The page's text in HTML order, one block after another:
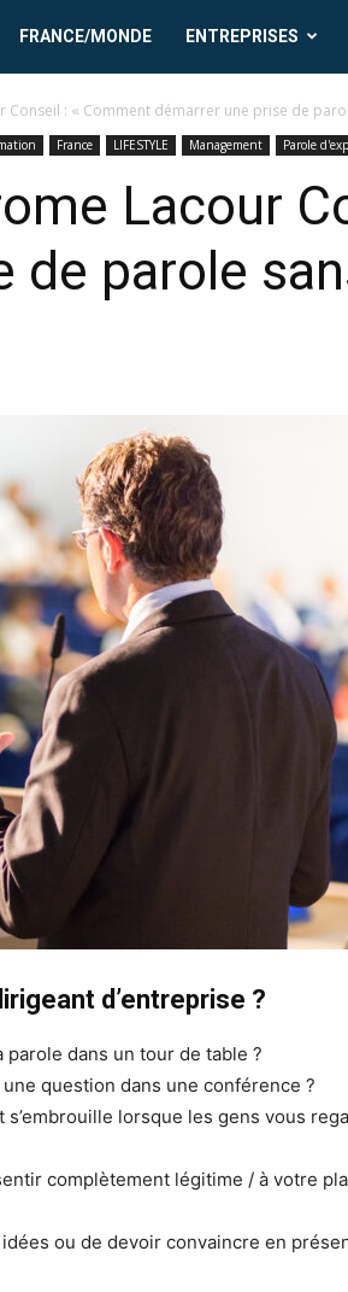
FRANCE/MONDE ENTREPRISES
Conseil : « Comment démarrer une prise de
France LIFESTYLE Management Parole
Lacour
de parole
d’entreprise ?
dans un tour de table ?
question dans une conférence ?
lorsque les gens vous
complètement légitime / à votre
ou de devoir convaincre en